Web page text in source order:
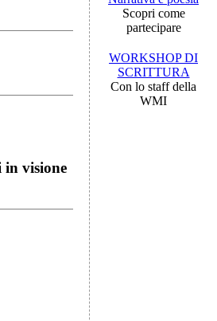
in visione
Scopri come
partecipare
WORKSHOP DI
SCRITTURA
Con lo staff della
WMI